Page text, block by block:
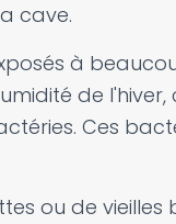
cave.
à
de
Ces
ou de